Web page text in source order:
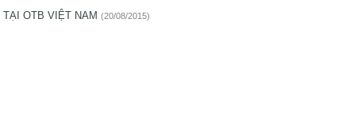
TẠI OTB VIỆT NAM (20/08/2015)